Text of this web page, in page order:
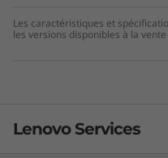
Workload
TruDDR4 memory,
Les caractéristiques et
les versions disponibles à la
Lenovo Services